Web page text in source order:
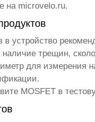
на microvelo.ru.
в устройство
трещин,
для измерения
MOSFET в